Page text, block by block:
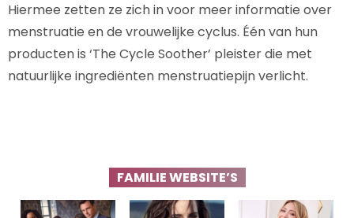
Hiermee zetten ze zich in voor meer informatie over
menstruatie en de vrouwelijke cyclus. Één van hun
producten is ‘The Cycle Soother’ pleister die met
natuurlijke ingrediënten menstruatiepijn verlicht.
FAMILIE WEBSITE’S